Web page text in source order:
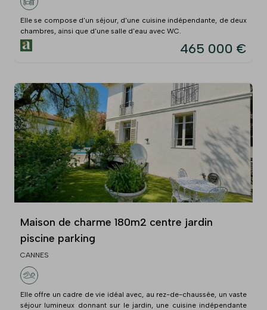
Elle se compose d'un séjour, d'une cuisine indépendante, de deux
chambres, ainsi que d'une salle d'eau avec WC.
465 000 €
Maison de charme 180m2 centre jardin
piscine parking
CANNES
Elle offre un cadre de vie idéal avec, au rez-de-chaussée, un vaste
séjour lumineux donnant sur le jardin, une cuisine indépendante